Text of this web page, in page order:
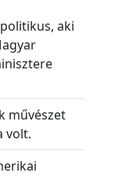
aki
művészet
volt.